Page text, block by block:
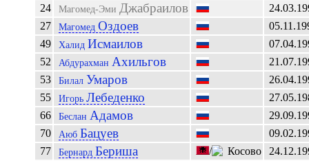
24
Магомед-Эми Джабраилов
27
МагомедОздоев
49
Халид Исмаилов
52
Абдурахман Ахильгов
53
Билал Умаров
55
ИгорьЛебеденко
66
Беслан Адамов
70
Аюб Бацуев
77
Бернард Бериша /